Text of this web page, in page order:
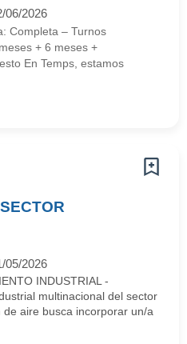
06/2026
Completa – Turnos
+ 6 meses +
En Temps, estamos
05/2026
INDUSTRIAL -
multinacional del sector
aire busca incorporar un/a